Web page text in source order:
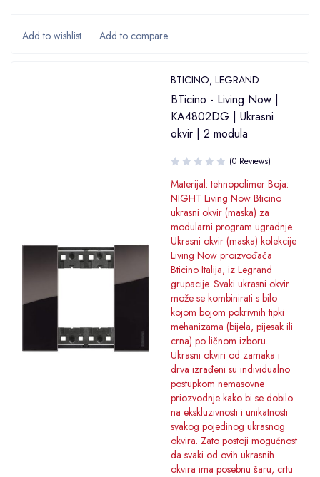
BTICINO, LEGRAND
BTicino - Living Now |
KA4802DG | Ukrasni
okvir | 2 modula
(0 Reviews)
Materijal: tehnopolimer Boja:
NIGHT Living Now Bticino
ukrasni okvir (maska) za
modularni program ugradnje.
Ukrasni okvir (maska) kolekcije
Living Now proizvođača
Bticino Italija, iz Legrand
grupacije. Svaki ukrasni okvir
može se kombinirati s bilo
kojom bojom pokrivnih tipki
mehanizama (bijela, pijesak ili
crna) po ličnom izboru.
Ukrasni okviri od zamaka i
drva izrađeni su individualno
postupkom nemasovne
priozvodnje kako bi se dobilo
na ekskluzivnosti i unikatnosti
svakog pojedinog ukrasnog
okvira. Zato postoji mogućnost
da svaki od ovih ukrasnih
okvira ima posebnu šaru, crtu